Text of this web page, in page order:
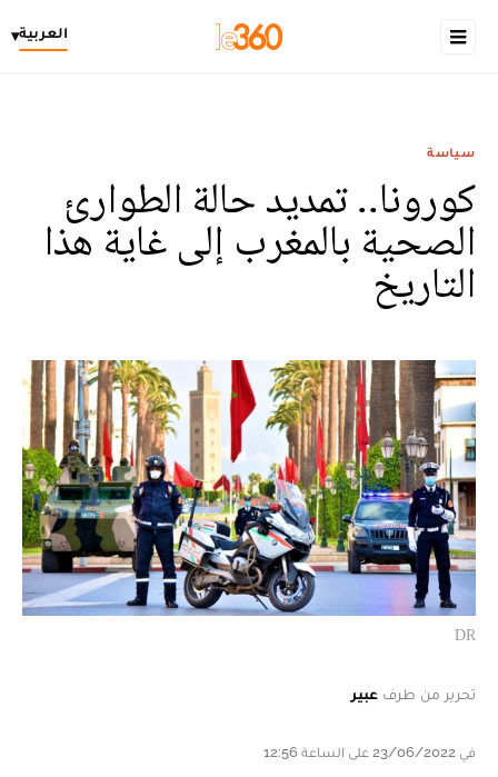
العربية▾
سياسة
كورونا.. تمديد حالة الطوارئ
الصحية بالمغرب إلى غاية هذا
التاريخ
DR
تحرير من طرف عبير
في 23/06/2022 على الساعة 12:56